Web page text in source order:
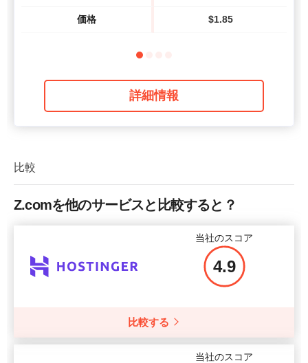
価格 $1.85
詳細情報
比較
Z.comを他のサービスと比較すると？
当社のスコア
4.9
比較する
当社のスコア